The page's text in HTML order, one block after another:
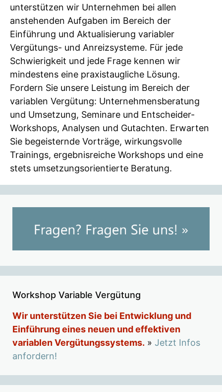
unterstützen wir Unternehmen bei allen
anstehenden Aufgaben im Bereich der
Einführung und Aktualisierung variabler
Vergütungs- und Anreizsysteme. Für jede
Schwierigkeit und jede Frage kennen wir
mindestens eine praxistaugliche Lösung.
Fordern Sie unsere Leistung im Bereich der
variablen Vergütung: Unternehmensberatung
und Umsetzung, Seminare und Entscheider-
Workshops, Analysen und Gutachten. Erwarten
Sie begeisternde Vorträge, wirkungsvolle
Trainings, ergebnisreiche Workshops und eine
stets umsetzungsorientierte Beratung.
Workshop Variable Vergütung
Wir unterstützen Sie bei Entwicklung und
Einführung eines neuen und effektiven
variablen Vergütungssystems. » Jetzt Infos
anfordern!